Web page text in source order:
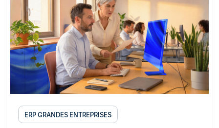
ERP GRANDES ENTREPRISES